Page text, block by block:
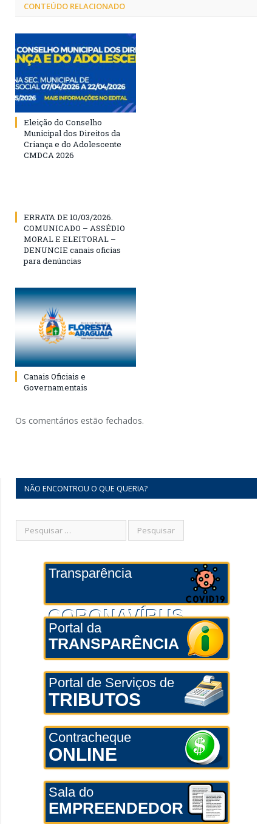
CONTEÚDO RELACIONADO
Eleição do Conselho
Municipal dos Direitos da
Criança e do Adolescente
CMDCA 2026
ERRATA DE 10/03/2026.
COMUNICADO – ASSÉDIO
MORAL E ELEITORAL –
DENUNCIE canais oficias
para denúncias
Canais Oficiais e
Governamentais
Os comentários estão fechados.
NÃO ENCONTROU O QUE QUERIA?
Transparência
CORONAVÍRUS
Portal da
TRANSPARÊNCIA
Portal de Serviços de
TRIBUTOS
Contracheque
ONLINE
Sala do
EMPREENDEDOR